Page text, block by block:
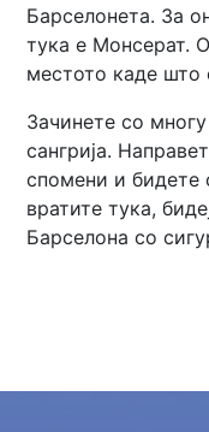
Барселонета. За
тука е Монсерат.
местото каде што
Зачинете со
сангрија.
спомени и бидете
вратите тука,
Барселона со